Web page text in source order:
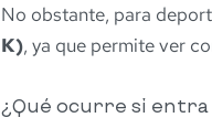
No obstante, para
K), ya que permite ver
¿Qué ocurre si